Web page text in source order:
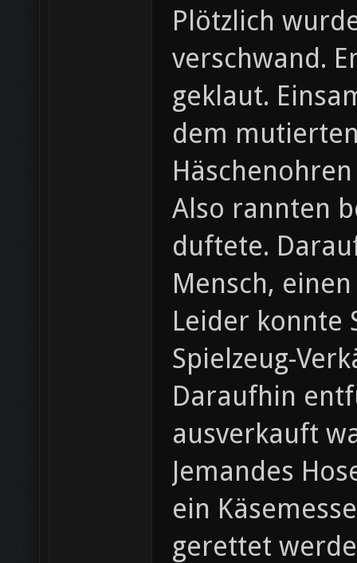
Plötzlich
verschwand.
geklaut.
dem
Also rannten
duftete.
Mensch,
Leider konnte
Spielzeug-
Daraufhin
ausverkauft
Jemandes
ein
gerettet